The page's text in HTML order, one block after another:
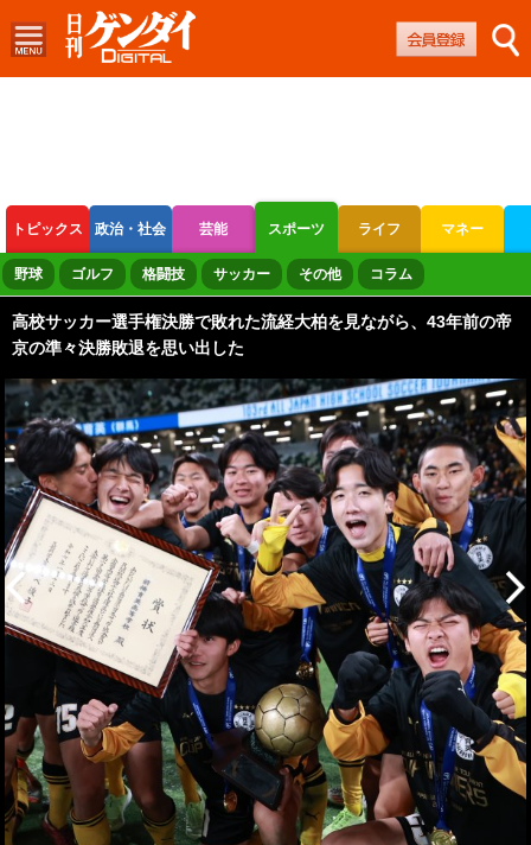
トピックス 政治・社会 芸能 スポーツ ライフ マネー
ボートレース 競輪 オートレース
野球 ゴルフ 格闘技 サッカー その他 コラム
高校サッカー選手権決勝で敗れた流経大柏を見ながら、43年前の帝
京の準々決勝敗退を思い出した